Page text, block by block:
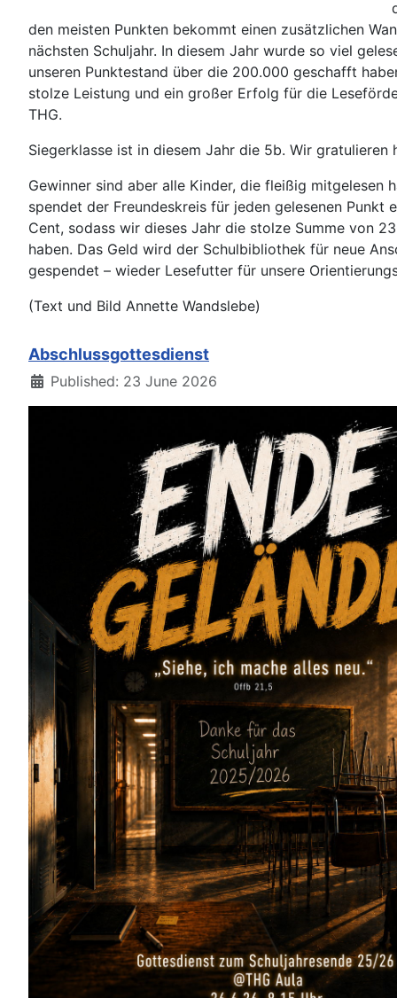
den meisten Punkten bekommt einen zusätzlichen
nächsten Schuljahr. In diesem Jahr wurde so viel
unseren Punktestand über die 200.000 geschafft
stolze Leistung und ein großer Erfolg für die
THG.
Siegerklasse ist in diesem Jahr die 5b. Wir gratulieren
Gewinner sind aber alle Kinder, die fleißig mitgelesen
spendet der Freundeskreis für jeden gelesenen Punkt
Cent, sodass wir dieses Jahr die stolze Summe von
haben. Das Geld wird der Schulbibliothek für neue
gespendet – wieder Lesefutter für unsere
(Text und Bild Annette Wandslebe)
Abschlussgottesdienst
DetailsPublished: 23 June 2026